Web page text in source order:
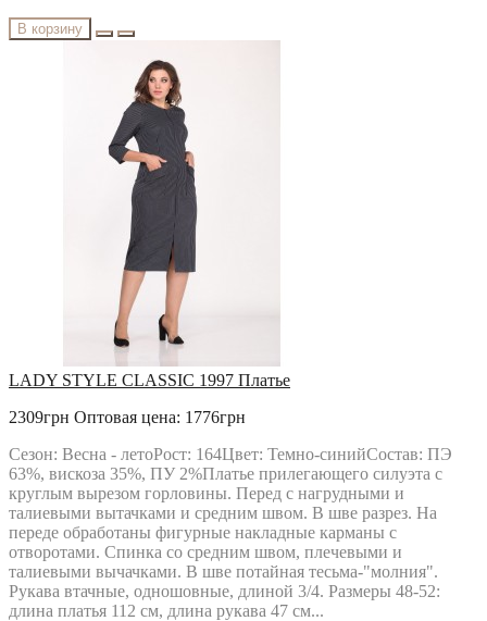
В корзину
LADY STYLE CLASSIC 1997 Платье
2309грн Оптовая цена: 1776грн
Сезон: Весна - летоРост: 164Цвет: Темно-синийСостав: ПЭ
63%, вискоза 35%, ПУ 2%Платье прилегающего силуэта с
круглым вырезом горловины. Перед с нагрудными и
талиевыми вытачками и средним швом. В шве разрез. На
переде обработаны фигурные накладные карманы с
отворотами. Спинка со средним швом, плечевыми и
талиевыми вычачками. В шве потайная тесьма-"молния".
Рукава втачные, одношовные, длиной 3/4. Размеры 48-52:
длина платья 112 см, длина рукава 47 см...